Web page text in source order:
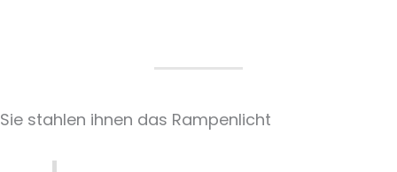
Sie stahlen ihnen das Rampenlicht